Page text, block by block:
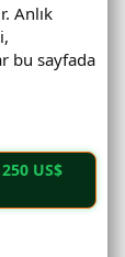
Anlık
bu sayfada
US$